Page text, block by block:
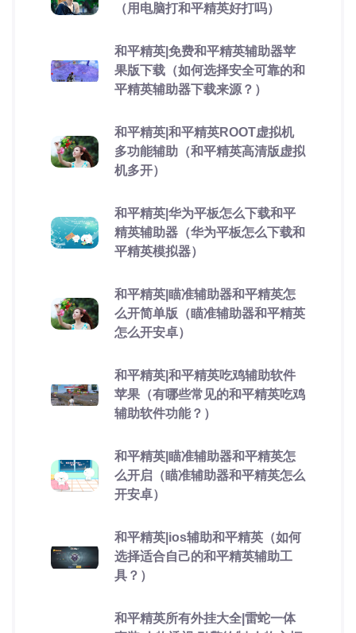
（用电脑打和平精英好打吗）
和平精英|免费和平精英辅助器苹
果版下载（如何选择安全可靠的和
平精英辅助器下载来源？）
和平精英|和平精英ROOT虚拟机
多功能辅助（和平精英高清版虚拟
机多开）
和平精英|华为平板怎么下载和平
精英辅助器（华为平板怎么下载和
平精英模拟器）
和平精英|瞄准辅助器和平精英怎
么开简单版（瞄准辅助器和平精英
怎么开安卓）
和平精英|和平精英吃鸡辅助软件
苹果（有哪些常见的和平精英吃鸡
辅助软件功能？）
和平精英|瞄准辅助器和平精英怎
么开启（瞄准辅助器和平精英怎么
开安卓）
和平精英|ios辅助和平精英（如何
选择适合自己的和平精英辅助工
具？）
和平精英所有外挂大全|雷蛇一体